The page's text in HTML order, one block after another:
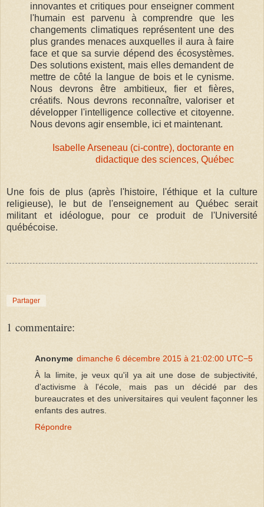
innovantes et critiques pour enseigner comment
l'humain est parvenu à comprendre que les
changements climatiques représentent une des
plus grandes menaces auxquelles il aura à faire
face et que sa survie dépend des écosystèmes.
Des solutions existent, mais elles demandent de
mettre de côté la langue de bois et le cynisme.
Nous devrons être ambitieux, fier et fières,
créatifs. Nous devrons reconnaître, valoriser et
développer l'intelligence collective et citoyenne.
Nous devons agir ensemble, ici et maintenant.
Isabelle Arseneau (ci-contre), doctorante en
didactique des sciences, Québec
Une fois de plus (après l'histoire, l'éthique et la culture
religieuse), le but de l'enseignement au Québec serait
militant et idéologue, pour ce produit de l'Université
québécoise.
Partager
1 commentaire:
Anonyme dimanche 6 décembre 2015 à 21:02:00 UTC−5
À la limite, je veux qu'il ya ait une dose de subjectivité,
d'activisme à l'école, mais pas un décidé par des
bureaucrates et des universitaires qui veulent façonner les
enfants des autres.
Répondre